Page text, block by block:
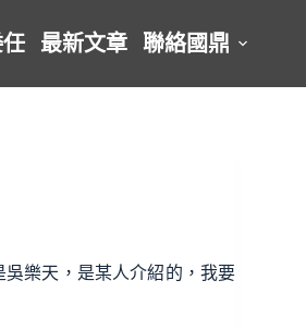
最新文章 聯絡國鼎
樂天，是某人介紹的，我要